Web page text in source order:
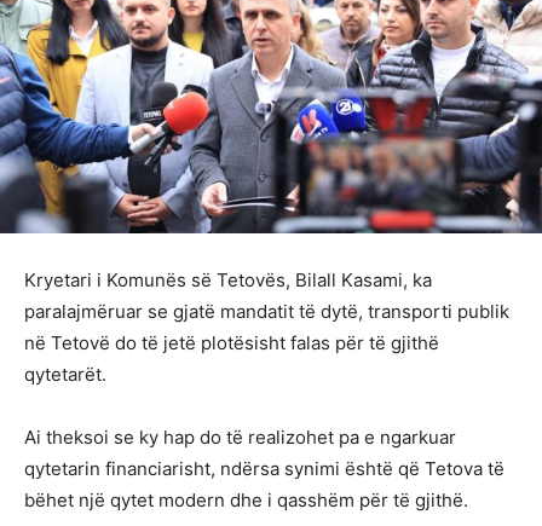
Kryetari i Komunës së Tetovës, Bilall Kasami, ka
paralajmëruar se gjatë mandatit të dytë, transporti publik
në Tetovë do të jetë plotësisht falas për të gjithë
qytetarët.
Ai theksoi se ky hap do të realizohet pa e ngarkuar
qytetarin financiarisht, ndërsa synimi është që Tetova të
bëhet një qytet modern dhe i qasshëm për të gjithë.